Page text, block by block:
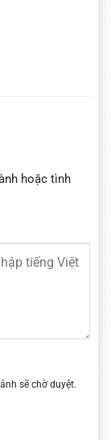
hoặc tình
sẽ chờ duyệt.